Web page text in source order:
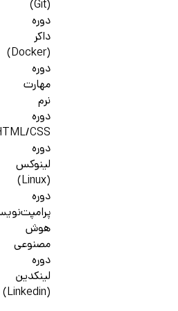
(Git)
دوره
داکر
(Docker)
دوره
مهارت
نرم
دوره
CSS
دوره
لینوکس
(Linux)
دوره
هوش
مصنوعی
دوره
لینکدین
(Linkedin)